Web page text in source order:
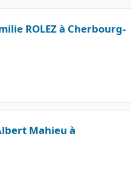
ROLEZ à Cherbourg-
Mahieu à